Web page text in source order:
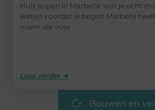
Huis kopen in Marbella: wat je echt
weten voordat je begint Marbella
naam die voor
Lees verder ➜
Bouwen en